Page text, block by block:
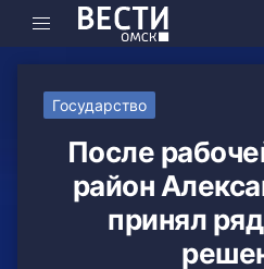
Государство
После
район
принял